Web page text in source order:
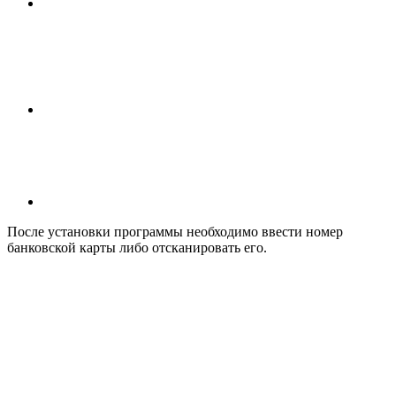
После установки программы необходимо ввести номер
банковской карты либо отсканировать его.